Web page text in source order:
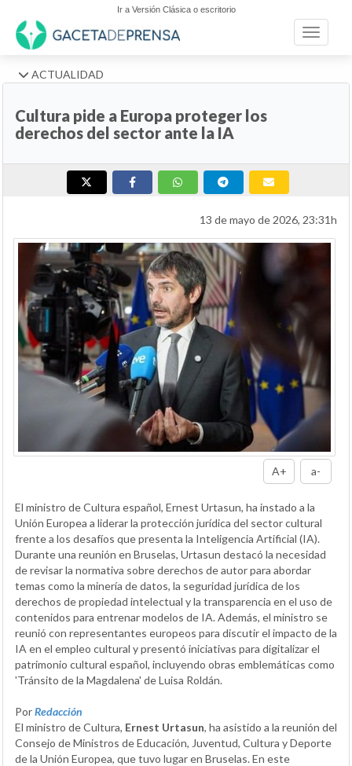
Ir a Versión Clásica o escritorio
Toggle
ACTUALIDAD
Cultura pide a Europa proteger los
derechos del sector ante la IA
13 de mayo de 2026, 23:31h
A+ a-
El ministro de Cultura español, Ernest Urtasun, ha instado a la
Unión Europea a liderar la protección jurídica del sector cultural
frente a los desafíos que presenta la Inteligencia Artificial (IA).
Durante una reunión en Bruselas, Urtasun destacó la necesidad
de revisar la normativa sobre derechos de autor para abordar
temas como la minería de datos, la seguridad jurídica de los
derechos de propiedad intelectual y la transparencia en el uso de
contenidos para entrenar modelos de IA. Además, el ministro se
reunió con representantes europeos para discutir el impacto de la
IA en el empleo cultural y presentó iniciativas para digitalizar el
patrimonio cultural español, incluyendo obras emblemáticas como
'Tránsito de la Magdalena' de Luisa Roldán.
PorRedacción
El ministro de Cultura, Ernest Urtasun, ha asistido a la reunión del
Consejo de Ministros de Educación, Juventud, Cultura y Deporte
de la Unión Europea, que tuvo lugar en Bruselas. En este